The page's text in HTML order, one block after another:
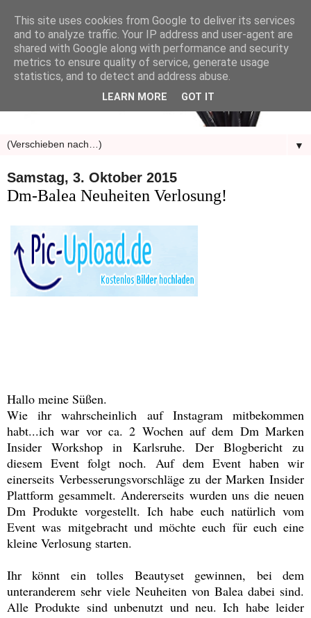
▼
Samstag, 3. Oktober 2015
Dm-Balea Neuheiten Verlosung!
Hallo meine Süßen.
Wie ihr wahrscheinlich auf Instagram mitbekommen
habt...ich war vor ca. 2 Wochen auf dem Dm Marken
Insider Workshop in Karlsruhe. Der Blogbericht zu
diesem Event folgt noch. Auf dem Event haben wir
einerseits Verbesserungsvorschläge zu der Marken Insider
Plattform gesammelt. Andererseits wurden uns die neuen
Dm Produkte vorgestellt. Ich habe euch natürlich vom
Event was mitgebracht und möchte euch für euch eine
kleine Verlosung starten.
Ihr könnt ein tolles Beautyset gewinnen, bei dem
unteranderem sehr viele Neuheiten von Balea dabei sind.
Alle Produkte sind unbenutzt und neu. Ich habe leider
This site uses cookies from Google to deliver its services
and to analyze traffic. Your IP address and user-agent are
shared with Google along with performance and security
metrics to ensure quality of service, generate usage
statistics, and to detect and address abuse.
LEARN MORE GOT IT